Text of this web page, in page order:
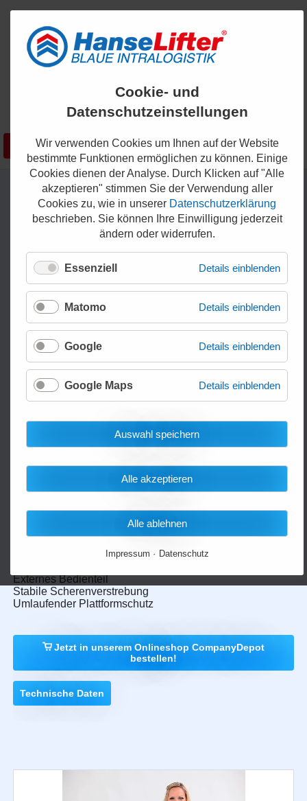
Cookie- und
Datenschutzeinstellungen
Wir verwenden Cookies um Ihnen auf der Website
bestimmte Funktionen ermöglichen zu können. Einige
Cookies dienen der Analyse. Durch Klicken auf "Alle
akzeptieren" stimmen Sie der Verwendung aller
Cookies zu, wie in unserer Datenschutzerklärung
beschrieben. Sie können Ihre Einwilligung jederzeit
ändern oder widerrufen.
Essenziell Details einblenden
Matomo Details einblenden
Google Details einblenden
Google Maps Details einblenden
Auswahl speichern
Alle akzeptieren
Alle ablehnen
Impressum Datenschutz
ENGLISH
KONTAKT
SHOP Suchen
Stationäre Hubtische HIW
Paletten und Gitterboxen elektrisch heben
Tragfähigkeit je nach Modell: 500-4000 kg
Externes Bedienteil
Stabile Scherenverstrebung
Umlaufender Plattformschutz
Jetzt in unserem Onlineshop CompanyDepot
bestellen!
Technische Daten